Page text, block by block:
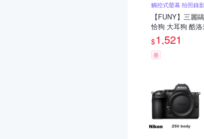
觸控式螢幕 拍照錄
【FUNY】三麗
恰狗 大耳狗 酷
$1,521
券